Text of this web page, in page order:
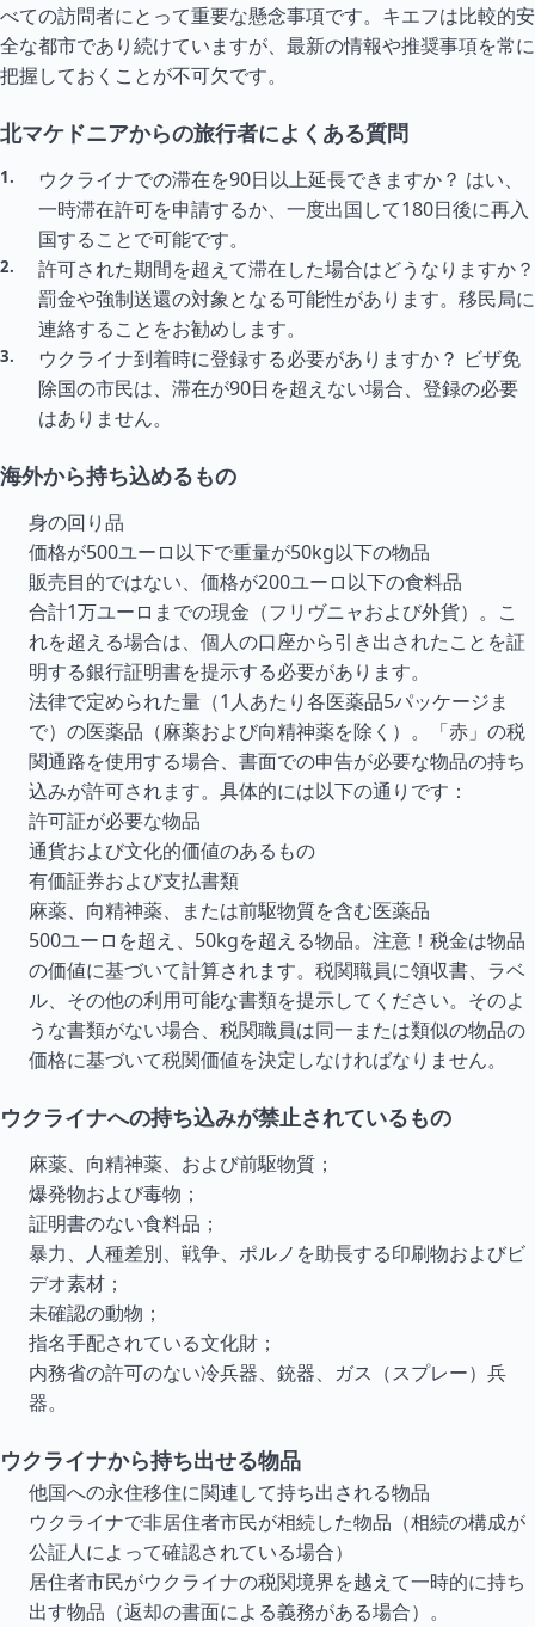
べての訪問者にとって重要な懸念事項です。キエフは比較的安
全な都市であり続けていますが、最新の情報や推奨事項を常に
把握しておくことが不可欠です。
北マケドニアからの旅行者によくある質問
ウクライナでの滞在を90日以上延長できますか？ はい、
一時滞在許可を申請するか、一度出国して180日後に再入
国することで可能です。
許可された期間を超えて滞在した場合はどうなりますか？
罰金や強制送還の対象となる可能性があります。移民局に
連絡することをお勧めします。
ウクライナ到着時に登録する必要がありますか？ ビザ免
除国の市民は、滞在が90日を超えない場合、登録の必要
はありません。
海外から持ち込めるもの
身の回り品
価格が500ユーロ以下で重量が50kg以下の物品
販売目的ではない、価格が200ユーロ以下の食料品
合計1万ユーロまでの現金（フリヴニャおよび外貨）。こ
れを超える場合は、個人の口座から引き出されたことを証
明する銀行証明書を提示する必要があります。
法律で定められた量（1人あたり各医薬品5パッケージま
で）の医薬品（麻薬および向精神薬を除く）。「赤」の税
関通路を使用する場合、書面での申告が必要な物品の持ち
込みが許可されます。具体的には以下の通りです：
許可証が必要な物品
通貨および文化的価値のあるもの
有価証券および支払書類
麻薬、向精神薬、または前駆物質を含む医薬品
500ユーロを超え、50kgを超える物品。注意！税金は物品
の価値に基づいて計算されます。税関職員に領収書、ラベ
ル、その他の利用可能な書類を提示してください。そのよ
うな書類がない場合、税関職員は同一または類似の物品の
価格に基づいて税関価値を決定しなければなりません。
ウクライナへの持ち込みが禁止されているもの
麻薬、向精神薬、および前駆物質；
爆発物および毒物；
証明書のない食料品；
暴力、人種差別、戦争、ポルノを助長する印刷物およびビ
デオ素材；
未確認の動物；
指名手配されている文化財；
内務省の許可のない冷兵器、銃器、ガス（スプレー）兵
器。
ウクライナから持ち出せる物品
他国への永住移住に関連して持ち出される物品
ウクライナで非居住者市民が相続した物品（相続の構成が
公証人によって確認されている場合）
居住者市民がウクライナの税関境界を越えて一時的に持ち
出す物品（返却の書面による義務がある場合）。